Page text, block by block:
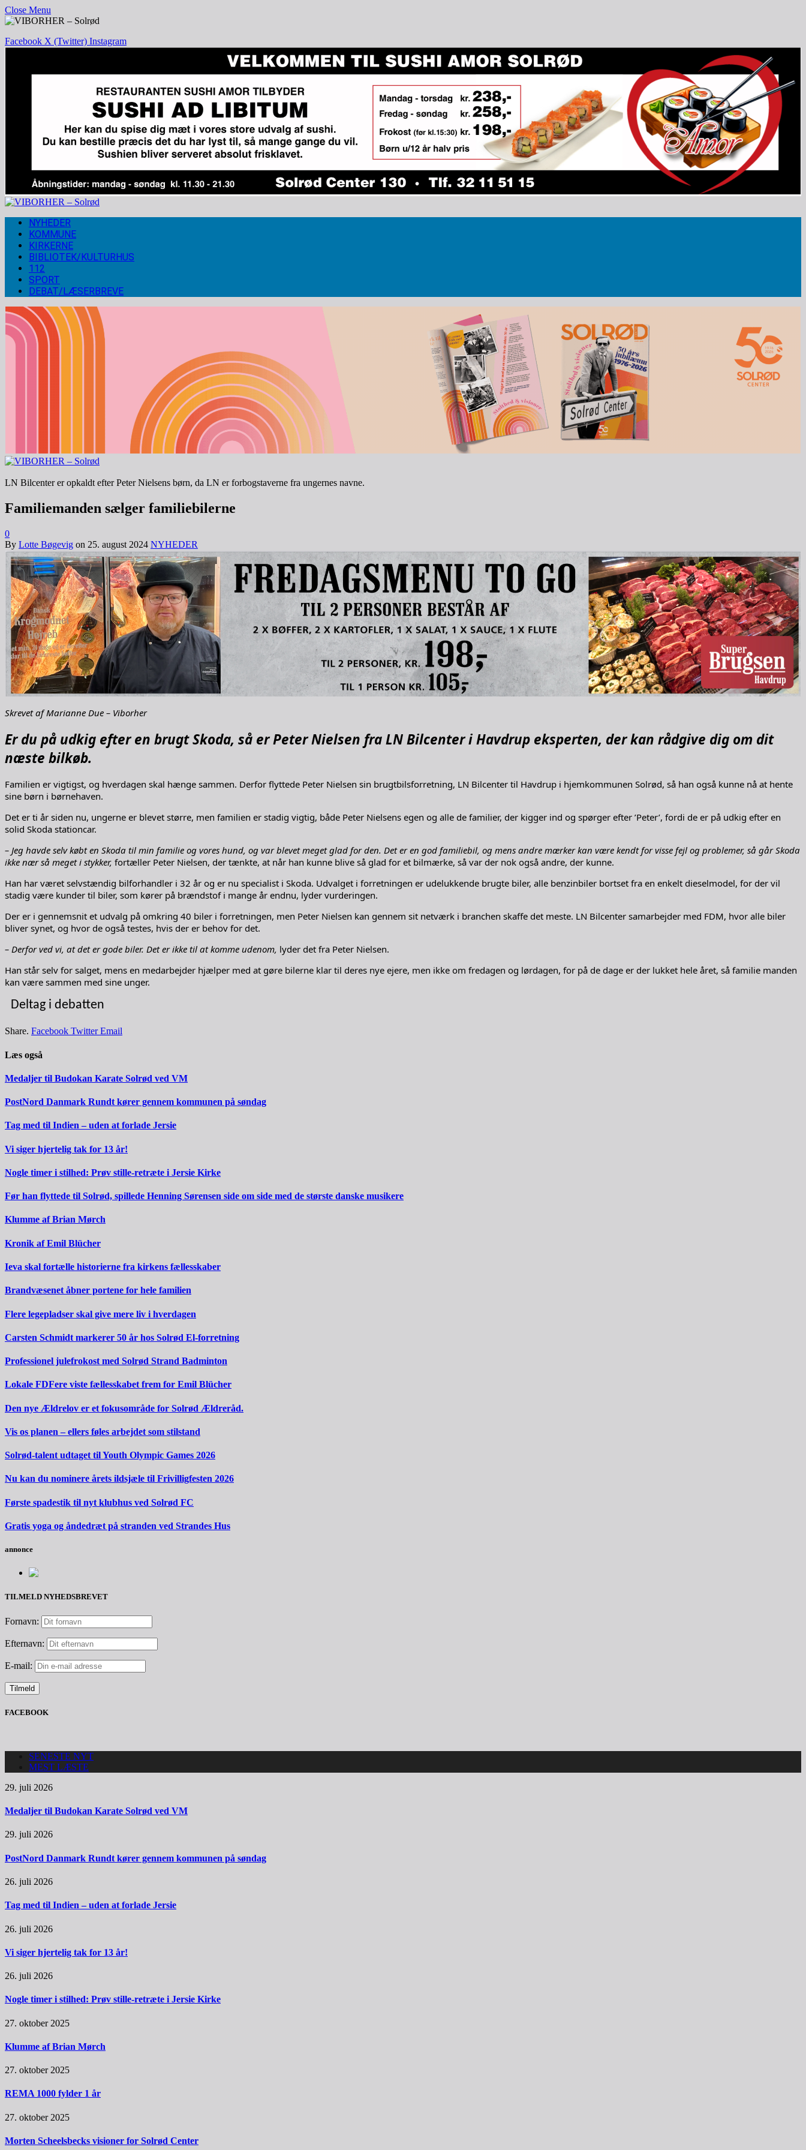
Close Menu
Facebook X (Twitter) Instagram
NYHEDER
KOMMUNE
KIRKERNE
BIBLIOTEK/KULTURHUS
112
SPORT
DEBAT/LÆSERBREVE
LN Bilcenter er opkaldt efter Peter Nielsens børn, da LN er forbogstaverne fra ungernes navne.
Familiemanden sælger familiebilerne
0
By Lotte Bøgevig on 25. august 2024 NYHEDER
Skrevet af Marianne Due – Viborher
Er du på udkig efter en brugt Skoda, så er Peter Nielsen fra LN Bilcenter i Havdrup eksperten, der kan rådgive dig om dit
næste bilkøb.
Familien er vigtigst, og hverdagen skal hænge sammen. Derfor flyttede Peter Nielsen sin brugtbilsforretning, LN Bilcenter til Havdrup i hjemkommunen Solrød, så han også kunne nå at hente
sine børn i børnehaven.
Det er ti år siden nu, ungerne er blevet større, men familien er stadig vigtig, både Peter Nielsens egen og alle de familier, der kigger ind og spørger efter ’Peter’, fordi de er på udkig efter en
solid Skoda stationcar.
– Jeg havde selv købt en Skoda til min familie og vores hund, og var blevet meget glad for den. Det er en god familiebil, og mens andre mærker kan være kendt for visse fejl og problemer, så går Skoda
ikke nær så meget i stykker, fortæller Peter Nielsen, der tænkte, at når han kunne blive så glad for et bilmærke, så var der nok også andre, der kunne.
Han har været selvstændig bilforhandler i 32 år og er nu specialist i Skoda. Udvalget i forretningen er udelukkende brugte biler, alle benzinbiler bortset fra en enkelt dieselmodel, for der vil
stadig være kunder til biler, som kører på brændstof i mange år endnu, lyder vurderingen.
Der er i gennemsnit et udvalg på omkring 40 biler i forretningen, men Peter Nielsen kan gennem sit netværk i branchen skaffe det meste. LN Bilcenter samarbejder med FDM, hvor alle biler
bliver synet, og hvor de også testes, hvis der er behov for det.
– Derfor ved vi, at det er gode biler. Det er ikke til at komme udenom, lyder det fra Peter Nielsen.
Han står selv for salget, mens en medarbejder hjælper med at gøre bilerne klar til deres nye ejere, men ikke om fredagen og lørdagen, for på de dage er der lukket hele året, så familie manden
kan være sammen med sine unger.
Deltag i debatten
Share. Facebook Twitter Email
Læs også
Medaljer til Budokan Karate Solrød ved VM
PostNord Danmark Rundt kører gennem kommunen på søndag
Tag med til Indien – uden at forlade Jersie
Vi siger hjertelig tak for 13 år!
Nogle timer i stilhed: Prøv stille-retræte i Jersie Kirke
Før han flyttede til Solrød, spillede Henning Sørensen side om side med de største danske musikere
Klumme af Brian Mørch
Kronik af Emil Blücher
Ieva skal fortælle historierne fra kirkens fællesskaber
Brandvæsenet åbner portene for hele familien
Flere legepladser skal give mere liv i hverdagen
Carsten Schmidt markerer 50 år hos Solrød El-forretning
Professionel julefrokost med Solrød Strand Badminton
Lokale FDFere viste fællesskabet frem for Emil Blücher
Den nye Ældrelov er et fokusområde for Solrød Ældreråd.
Vis os planen – ellers føles arbejdet som stilstand
Solrød-talent udtaget til Youth Olympic Games 2026
Nu kan du nominere årets ildsjæle til Frivilligfesten 2026
Første spadestik til nyt klubhus ved Solrød FC
Gratis yoga og åndedræt på stranden ved Strandes Hus
annonce
TILMELD NYHEDSBREVET
Fornavn:
Efternavn:
E-mail:
FACEBOOK
SENESTE NYT
MEST LÆSTE
29. juli 2026
Medaljer til Budokan Karate Solrød ved VM
29. juli 2026
PostNord Danmark Rundt kører gennem kommunen på søndag
26. juli 2026
Tag med til Indien – uden at forlade Jersie
26. juli 2026
Vi siger hjertelig tak for 13 år!
26. juli 2026
Nogle timer i stilhed: Prøv stille-retræte i Jersie Kirke
27. oktober 2025
Klumme af Brian Mørch
27. oktober 2025
REMA 1000 fylder 1 år
27. oktober 2025
Morten Scheelsbecks visioner for Solrød Center